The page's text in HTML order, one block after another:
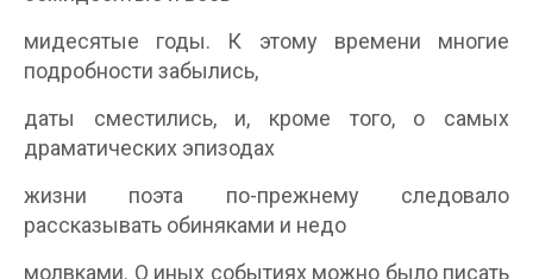
мидесятые годы. К этому времени многие
подробности забылись,
даты сместились, и, кроме того, о самых
драматических эпизодах
жизни поэта по-прежнему следовало
рассказывать обиняками и недо­
молвками. О иных событиях можно было писать